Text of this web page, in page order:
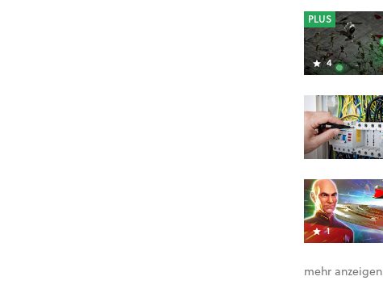
4
PLUS
1
mehr anzeigen